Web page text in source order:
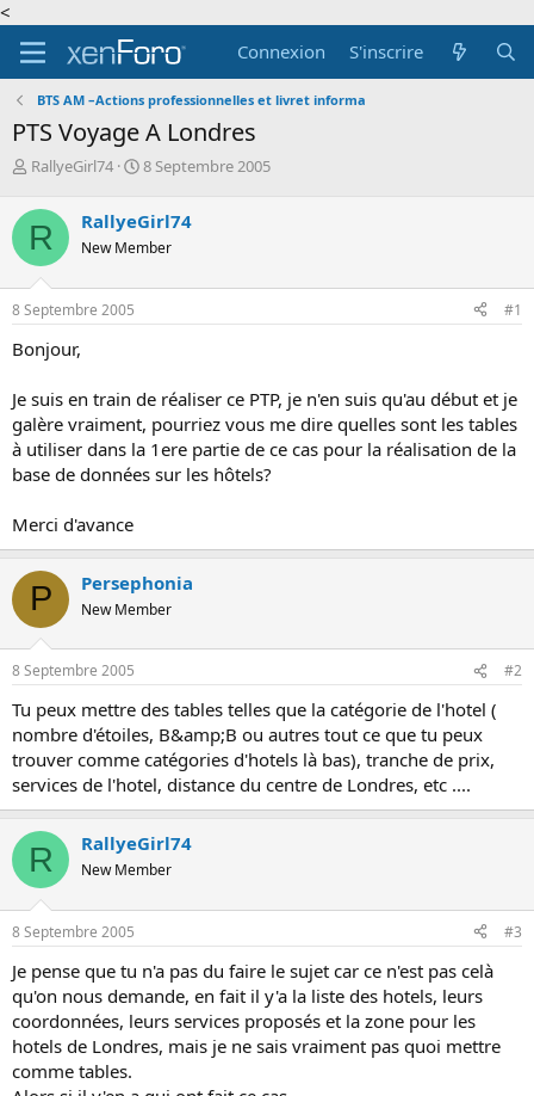
<
Connexion
S'inscrire
BTS AM –Actions professionnelles et livret informa
PTS Voyage A Londres
A
t
e
u
r
d
e
a
i
s
c
s
i
o
n
RallyeGirl74
D
e
d
d
8 Septembre 2005
R RallyeGirl74
New Member
8 Septembre 2005 #1
Bonjour,
Je suis en train de réaliser ce PTP, je n'en suis qu'au début et je
galère vraiment, pourriez vous me dire quelles sont les tables
à utiliser dans la 1ere partie de ce cas pour la réalisation de la
base de données sur les hôtels?
Merci d'avance
P Persephonia
New Member
8 Septembre 2005 #2
Tu peux mettre des tables telles que la catégorie de l'hotel (
nombre d'étoiles, B&amp;B ou autres tout ce que tu peux
trouver comme catégories d'hotels là bas), tranche de prix,
services de l'hotel, distance du centre de Londres, etc ....
R RallyeGirl74
New Member
8 Septembre 2005 #3
Je pense que tu n'a pas du faire le sujet car ce n'est pas celà
qu'on nous demande, en fait il y'a la liste des hotels, leurs
coordonnées, leurs services proposés et la zone pour les
hotels de Londres, mais je ne sais vraiment pas quoi mettre
comme tables.